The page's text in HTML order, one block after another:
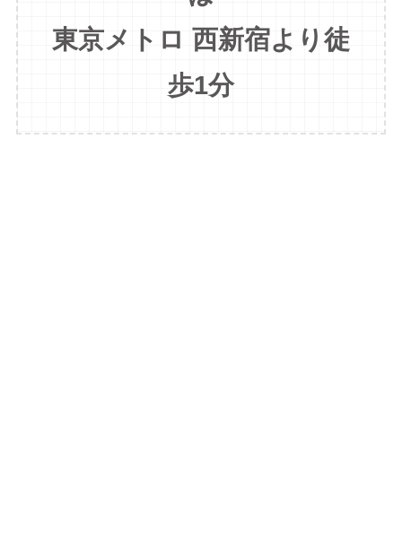
東京メトロ 西新宿より徒
歩1分